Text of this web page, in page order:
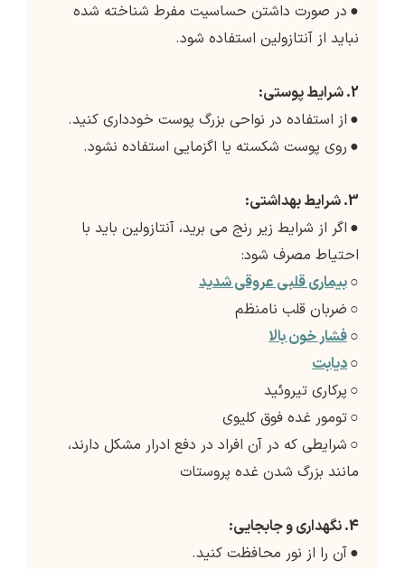
● در صورت داشتن حساسیت مفرط شناخته شده
نباید از آنتازولین استفاده شود.
2. شرایط پوستی:
● از استفاده در نواحی بزرگ پوست خودداری کنید.
● روی پوست شکسته یا اگزمایی استفاده نشود.
3. شرایط بهداشتی:
● اگر از شرایط زیر رنج می برید، آنتازولین باید با
احتیاط مصرف شود:
○بیماری قلبی عروقی شدید
○ ضربان قلب نامنظم
○فشار خون بالا
○دیابت
○ پرکاری تیروئید
○تومور غده فوق کلیوی
○ شرایطی که در آن افراد در دفع ادرار مشکل دارند،
مانند بزرگ شدن غده پروستات
4. نگهداری و جابجایی:
●آن را از نور محافظت کنید.